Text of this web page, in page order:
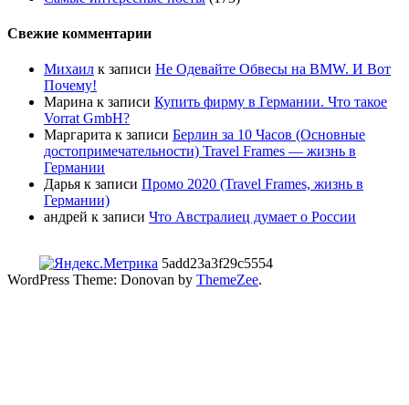
Свежие комментарии
Михаил к записи Не Одевайте Обвесы на BMW. И Вот
Почему!
Марина к записи Купить фирму в Германии. Что такое
Vorrat GmbH?
Маргарита к записи Берлин за 10 Часов (Основные
достопримечательности) Travel Frames — жизнь в
Германии
Дарья к записи Промо 2020 (Travel Frames, жизнь в
Германии)
андрей к записи Что Австралиец думает о России
5add23a3f29c5554
WordPress Theme: Donovan by ThemeZee.